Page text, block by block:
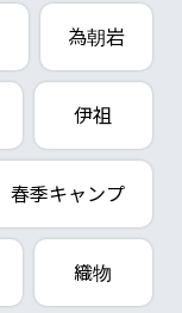
為朝岩
伊祖
春季キャンプ
織物